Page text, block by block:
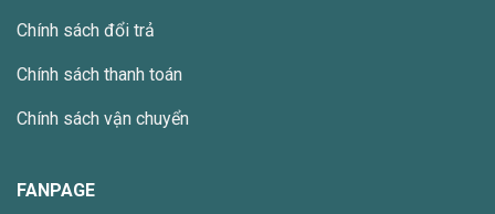
Chính sách đổi trả
Chính sách thanh toán
Chính sách vận chuyển
FANPAGE